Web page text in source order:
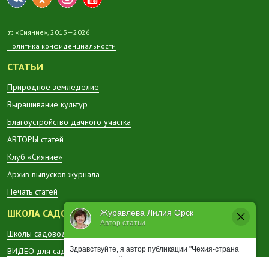
Журавлева Лилия Орск
Автор статьи
Здравствуйте, я автор публикации "Чехия-страна
© «Сияние», 2013—2026
Политика конфиденциальности
СТАТЬИ
Природное земледелие
Выращивание культур
Благоустройство дачного участка
АВТОРЫ статей
Клуб «Сияние»
Архив выпусков журнала
Печать статей
ШКОЛА САДОВОДА
Школы садоводов в регионах
ВИДЕО для садоводов